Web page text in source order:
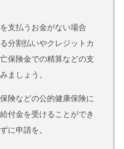
支払うお金がない場合
分割払いやクレジットカ
保険金での精算などの支
ましょう。
険などの公的健康保険に
付金を受けることができ
に申請を。